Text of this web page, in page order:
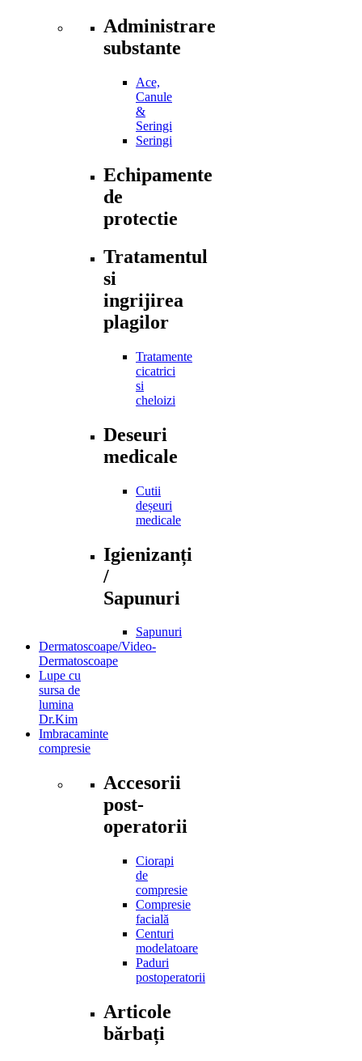
Administrare
substante
Ace,
Canule
&
Seringi
Seringi
Echipamente
de
protectie
Tratamentul
si
ingrijirea
plagilor
Tratamente
cicatrici
si
cheloizi
Deseuri
medicale
Cutii
deșeuri
medicale
Igienizanți
/
Sapunuri
Sapunuri
Dermatoscoape/Video-
Dermatoscoape
Lupe cu
sursa de
lumina
Dr.Kim
Imbracaminte
compresie
Accesorii
post-
operatorii
Ciorapi
de
compresie
Compresie
facială
Centuri
modelatoare
Paduri
postoperatorii
Articole
bărbați